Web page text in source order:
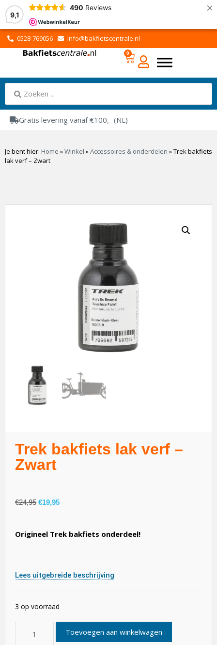
9,1
490 Reviews ×
0528-769056 info@bakfietscentrale.nl
0
Gratis levering vanaf €100,- (NL)
Je bent hier: Home »Winkel »Accessoires & onderdelen »Trek bakfiets
lak verf – Zwart
Trek bakfiets lak verf –
Zwart
€24,95 €19,95
Origineel Trek bakfiets onderdeel!
Lees uitgebreide beschrijving
3 op voorraad
Toevoegen aan winkelwagen